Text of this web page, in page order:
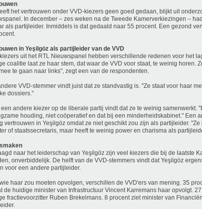
het vertrouwen onder VVD-kiezers geen goed gedaan, blijkt uit
In december – zes weken na de Tweede Kamerverkiezingen –
als partijleider. Inmiddels is dat gedaald naar 55 procent. Een gezond
in Yeşilgöz als partijleider van de VVD
uit het RTL Nieuwspanel hebben verschillende redenen voor het
coalitie laat ze haar stem, dat waar de VVD voor staat, te weinig horen.
te gaan naar links", zegt een van de respondenten.
VVD-stemmer vindt juist dat ze standvastig is. "Ze staat voor haar
dossiers."
een andere kiezer op de liberale partij vindt dat ze te weinig samenwerkt.
houding, niet coöperatief en dat bij een minderheidskabinet." Een
vertrouwen in Yeşilgöz omdat ze niet geschikt zou zijn als partijleider.
of staatssecretaris, maar heeft te weinig power en charisma als
naar het leiderschap van Yeşilgöz zijn veel kiezers die bij de laatste
onverbiddelijk. De helft van de VVD-stemmers vindt dat Yeşilgöz
voor een andere partijleider.
haar zou moeten opvolgen, verschillen de VVD'ers van mening. 35
de huidige minister van Infrastructuur Vincent Karremans haar opvolgt.
fractievoorzitter Ruben Brekelmans. 8 procent ziet minister van